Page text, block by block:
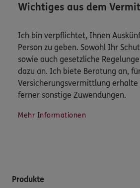
Wichtiges aus dem
Ich bin verpflichtet, Ihnen
Person zu geben. Sowohl Ihr
sowie auch gesetzliche
dazu an. Ich biete Beratung an,
Versicherungsvermittlung erhalte
ferner sonstige Zuwendungen.
Mehr Informationen
Produkte